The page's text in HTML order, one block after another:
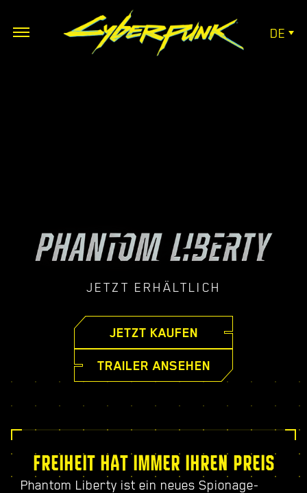
DE
JETZT ERHÄLTLICH
JETZT KAUFEN
TRAILER ANSEHEN
FREIHEIT HAT IMMER IHREN PREIS
Phantom Liberty ist ein neues Spionage-